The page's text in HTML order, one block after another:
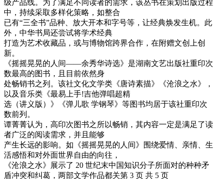
级产品线。为了满足不同读者的需求，该丛书在策划出版过程
中，持续采取多样化策略，如整合
已有“三全书”品种、放大开本和字号等，让经典焕发生机。此
外，中华书局还尝试将学术经典
打造为艺术收藏品，或与博物馆跨界合作，在附赠文创上创
新。
《摇摇晃晃的人间——余秀华诗选》是湖南文艺出版社重印次
数最高的图书，且目前依然身
处畅销书之列。该社文化文学类《唐诗素描》《沧浪之水》，
以及音乐类《最易上手!吉他弹唱超精
选（讲义版）》《弹儿歌 学钢琴》等图书均居于该社重印次
数前列。
谭菁菁认为，高印次图书之所以畅销，其内容一定是满足了读
者广泛的阅读需求，并且能够
产生长远的影响。如《摇摇晃晃的人间》围绕爱情、亲情、生
活感悟和对外面世界自由的向往，
《沧浪之水》展示了 20 世纪末中国知识分子所面对的种种矛
盾冲突和纠葛，两部文学作品都关第 3 页 共 5 页